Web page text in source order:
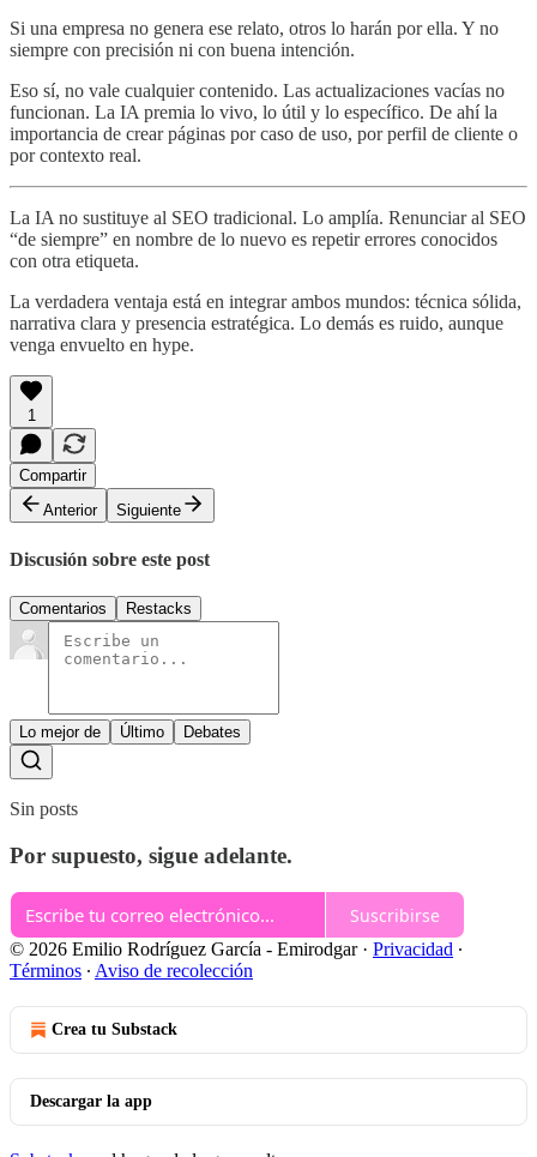
Si una empresa no genera ese relato, otros lo harán por ella. Y no
siempre con precisión ni con buena intención.
Eso sí, no vale cualquier contenido. Las actualizaciones vacías no
funcionan. La IA premia lo vivo, lo útil y lo específico. De ahí la
importancia de crear páginas por caso de uso, por perfil de cliente o
por contexto real.
La IA no sustituye al SEO tradicional. Lo amplía. Renunciar al SEO
“de siempre” en nombre de lo nuevo es repetir errores conocidos
con otra etiqueta.
La verdadera ventaja está en integrar ambos mundos: técnica sólida,
narrativa clara y presencia estratégica. Lo demás es ruido, aunque
venga envuelto en hype.
1
Compartir
Anterior
Siguiente
Discusión sobre este post
Comentarios Restacks
Lo mejor de Último Debates
Sin posts
Por supuesto, sigue adelante.
Suscribirse
© 2026 Emilio Rodríguez García - Emirodgar· Privacidad ∙
Términos ∙ Aviso de recolección
Crea tu Substack
Descargar la app